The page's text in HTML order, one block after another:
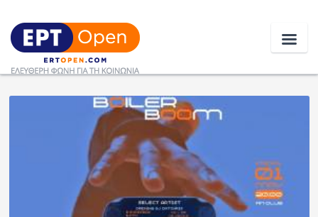
Ελλάδα
Κοινωνία
Πολιτική